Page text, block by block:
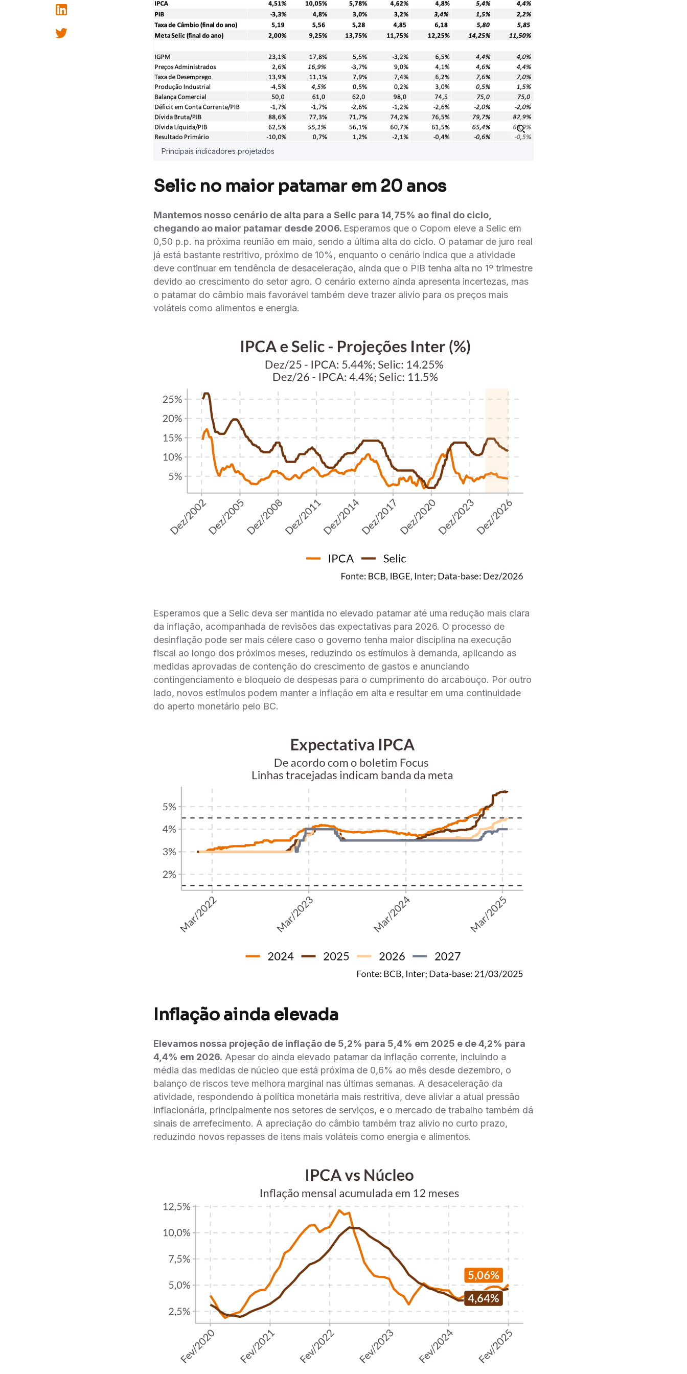
Principais indicadores projetados
Selic no maior patamar em 20 anos
Mantemos nosso cenário de alta para a Selic para 14,75% ao final do ciclo,
chegando ao maior patamar desde 2006. Esperamos que o Copom eleve a Selic em
0,50 p.p. na próxima reunião em maio, sendo a última alta do ciclo. O patamar de juro real
já está bastante restritivo, próximo de 10%, enquanto o cenário indica que a atividade
deve continuar em tendência de desaceleração, ainda que o PIB tenha alta no 1º trimestre
devido ao crescimento do setor agro. O cenário externo ainda apresenta incertezas, mas
o patamar do câmbio mais favorável também deve trazer alivio para os preços mais
voláteis como alimentos e energia.
Esperamos que a Selic deva ser mantida no elevado patamar até uma redução mais clara
da inflação, acompanhada de revisões das expectativas para 2026. O processo de
desinflação pode ser mais célere caso o governo tenha maior disciplina na execução
fiscal ao longo dos próximos meses, reduzindo os estímulos à demanda, aplicando as
medidas aprovadas de contenção do crescimento de gastos e anunciando
contingenciamento e bloqueio de despesas para o cumprimento do arcabouço. Por outro
lado, novos estímulos podem manter a inflação em alta e resultar em uma continuidade
do aperto monetário pelo BC.
Inflação ainda elevada
Elevamos nossa projeção de inflação de 5,2% para 5,4% em 2025 e de 4,2% para
4,4% em 2026. Apesar do ainda elevado patamar da inflação corrente, incluindo a
média das medidas de núcleo que está próxima de 0,6% ao mês desde dezembro, o
balanço de riscos teve melhora marginal nas últimas semanas. A desaceleração da
atividade, respondendo à política monetária mais restritiva, deve aliviar a atual pressão
inflacionária, principalmente nos setores de serviços, e o mercado de trabalho também dá
sinais de arrefecimento. A apreciação do câmbio também traz alivio no curto prazo,
reduzindo novos repasses de itens mais voláteis como energia e alimentos.